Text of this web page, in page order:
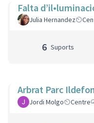
Falta
Julia Hernandez
6 Suports
Arbrat Parc
Jordi Molgo Centre